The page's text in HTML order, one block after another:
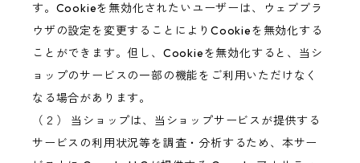
す。Cookieを無効化されたいユーザーは、ウェブブラ
ウザの設定を変更することによりCookieを無効化する
ことができます。但し、Cookieを無効化すると、当シ
ョップのサービスの一部の機能をご利用いただけなく
なる場合があります。
（２） 当ショップは、当ショップサービスが提供する
サービスの利用状況等を調査・分析するため、本サー